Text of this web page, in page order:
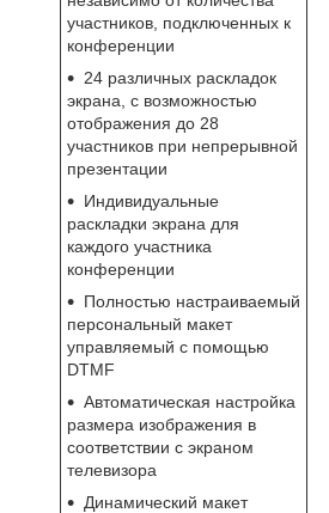
участников, подключенных к
конференции
24 различных раскладок
экрана, с возможностью
отображения до 28
участников при непрерывной
презентации
Индивидуальные
раскладки экрана для
каждого участника
конференции
Полностью настраиваемый
персональный макет
управляемый с помощью
DTMF
Автоматическая настройка
размера изображения в
соответствии с экраном
телевизора
Динамический макет